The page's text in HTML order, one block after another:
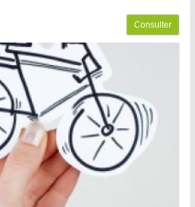
Consulter